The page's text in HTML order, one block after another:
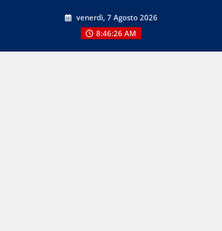
venerdì, 7 Agosto 2026
8:46:27 AM